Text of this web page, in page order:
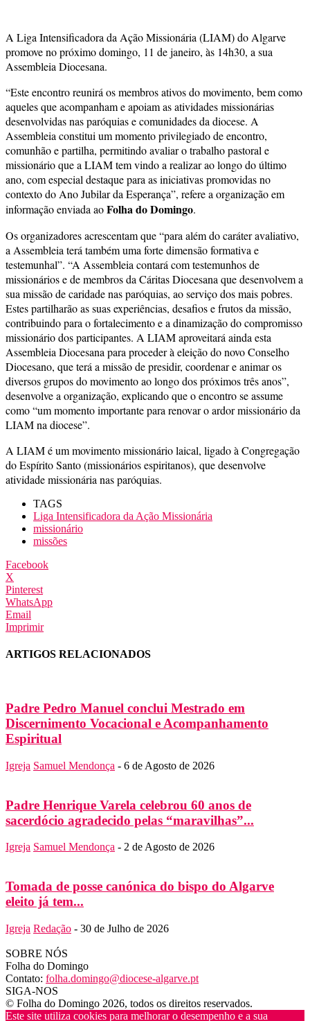
A Liga Intensificadora da Ação Missionária (LIAM) do Algarve
promove no próximo domingo, 11 de janeiro, às 14h30, a sua
Assembleia Diocesana.
“Este encontro reunirá os membros ativos do movimento, bem como
aqueles que acompanham e apoiam as atividades missionárias
desenvolvidas nas paróquias e comunidades da diocese. A
Assembleia constitui um momento privilegiado de encontro,
comunhão e partilha, permitindo avaliar o trabalho pastoral e
missionário que a LIAM tem vindo a realizar ao longo do último
ano, com especial destaque para as iniciativas promovidas no
contexto do Ano Jubilar da Esperança”, refere a organização em
informação enviada aoFolha do Domingo.
Os organizadores acrescentam que “para além do caráter avaliativo,
a Assembleia terá também uma forte dimensão formativa e
testemunhal”. “A Assembleia contará com testemunhos de
missionários e de membros da Cáritas Diocesana que desenvolvem a
sua missão de caridade nas paróquias, ao serviço dos mais pobres.
Estes partilharão as suas experiências, desafios e frutos da missão,
contribuindo para o fortalecimento e a dinamização do compromisso
missionário dos participantes. A LIAM aproveitará ainda esta
Assembleia Diocesana para proceder à eleição do novo Conselho
Diocesano, que terá a missão de presidir, coordenar e animar os
diversos grupos do movimento ao longo dos próximos três anos”,
desenvolve a organização, explicando que o encontro se assume
como “um momento importante para renovar o ardor missionário da
LIAM na diocese”.
A LIAM é um movimento missionário laical, ligado à Congregação
do Espírito Santo (missionários espiritanos), que desenvolve
atividade missionária nas paróquias.
TAGS
Liga Intensificadora da Ação Missionária
missionário
missões
Facebook
X
Pinterest
WhatsApp
Email
Imprimir
ARTIGOS RELACIONADOS
Padre Pedro Manuel conclui Mestrado em
Discernimento Vocacional e Acompanhamento
Espiritual
Igreja Samuel Mendonça - 6 de Agosto de 2026
Padre Henrique Varela celebrou 60 anos de
sacerdócio agradecido pelas “maravilhas”...
Igreja Samuel Mendonça - 2 de Agosto de 2026
Tomada de posse canónica do bispo do Algarve
eleito já tem...
Igreja Redação - 30 de Julho de 2026
SOBRE NÓS
Folha do Domingo
Contato: folha.domingo@diocese-algarve.pt
SIGA-NOS
© Folha do Domingo 2026, todos os direitos reservados.
Este site utiliza cookies para melhorar o desempenho e a sua